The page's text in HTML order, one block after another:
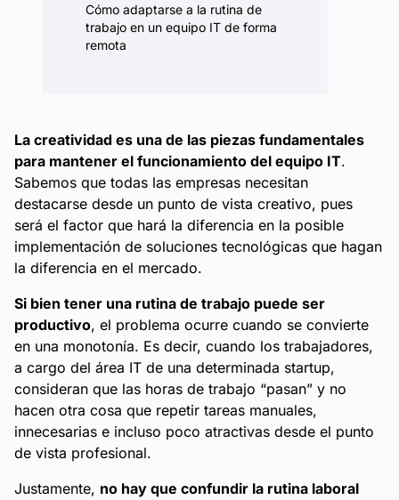
Cómo adaptarse a la rutina de
trabajo en un equipo IT de forma
remota
La creatividad es una de las piezas fundamentales
para mantener el funcionamiento del equipo IT.
Sabemos que todas las empresas necesitan
destacarse desde un punto de vista creativo, pues
será el factor que hará la diferencia en la posible
implementación de soluciones tecnológicas que hagan
la diferencia en el mercado.
Si bien tener una rutina de trabajo puede ser
productivo, el problema ocurre cuando se convierte
en una monotonía. Es decir, cuando los trabajadores,
a cargo del área IT de una determinada startup,
consideran que las horas de trabajo “pasan” y no
hacen otra cosa que repetir tareas manuales,
innecesarias e incluso poco atractivas desde el punto
de vista profesional.
Justamente, no hay que confundir la rutina laboral